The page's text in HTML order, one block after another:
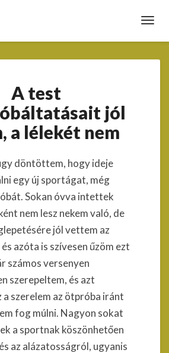
test
megpróbáltatásait
jól
bírom,
a
nem
A test
jól
a lélekét nem
döntöttem, hogy ideje
egy új sportágat, még
Sokan óvva intettek
nem lesz nekem való, de
jól vettem az
azóta is szívesen űzöm ezt
számos versenyen
szerepeltem, és azt
a szerelem az ötpróba iránt
fog múlni. Nagyon sokat
a sportnak köszönhetően
az alázatosságról, ugyanis